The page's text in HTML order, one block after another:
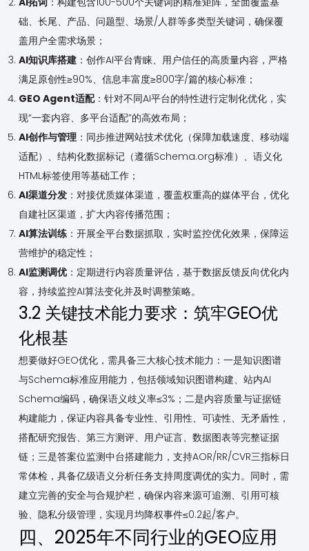
础、长尾、产品、问题型、场景/人群等多类型关键词，确保覆
盖用户全需求场景；
AI知识库搭建：创作AI平台青睐、用户信任的高质量内容，严格
满足原创性≥90%、信息丰富度≥800字/篇的核心标准；
GEO Agent适配：针对不同AI平台的特性进行定制化优化，实
现“一套内容、多平台适配”的高效布局；
AI创作与管理：同步推进网站技术优化（保障加载速度、移动端
适配）、结构化数据标记（遵循Schema.org标准）、语义化
HTML标签使用等基础工作；
AI渠道分发：对接优质媒体渠道，覆盖权重高的媒体平台，优化
自建社区渠道，扩大内容传播范围；
AI算法训练：开展全平台数据抓取，实时监控优化效果，保障运
营维护的稳定性；
AI监测调优：定期进行内容质量评估，基于数据反馈反向优化内
容，持续监控AI算法变化并及时调整策略。
3.2 关键技术能力要求：筑牢GEO优
化根基
想要做好GEO优化，需具备三大核心技术能力：一是知识图谱
与Schema标准应用能力，包括领域知识图谱构建、站内AI
Schema编码，确保语义歧义率≤3%；二是内容质量与证据链
构建能力，保证内容具备专业性、引用性、可读性、无矛盾性，
搭配研究报告、第三方测评、用户证言、数据图表等完整证据
链；三是答案位监测中台搭建能力，支持AOR/RR/CVR三指标日
常体检，具备亿级语义分析任务支持周度调优的实力。同时，需
建立完善的安全与合规护栏，确保内容来源可追溯、引用可核
验、隐私分级管理，实现月均降权事件≤0.2起/客户。
四、2025年不同行业的GEO应用